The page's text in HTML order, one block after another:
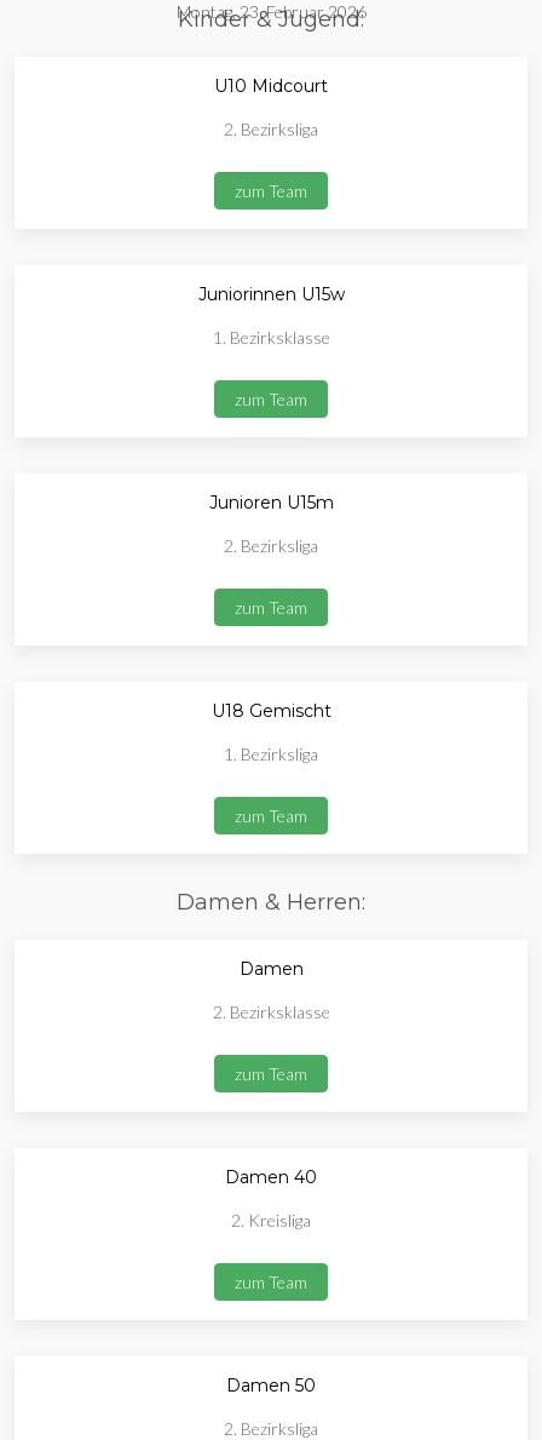
Montag, 23. Februar 2026
Kinder & Jugend:
U10 Midcourt
2. Bezirksliga
zum Team
Juniorinnen U15w
1. Bezirksklasse
zum Team
Junioren U15m
2. Bezirksliga
zum Team
U18 Gemischt
1. Bezirksliga
zum Team
Damen & Herren:
Damen
2. Bezirksklasse
zum Team
Damen 40
2. Kreisliga
zum Team
Damen 50
2. Bezirksliga